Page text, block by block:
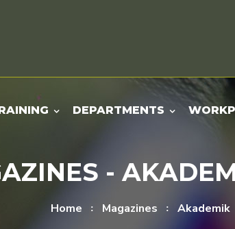
DEPARTMENTS
-
Home Magazines Akademik